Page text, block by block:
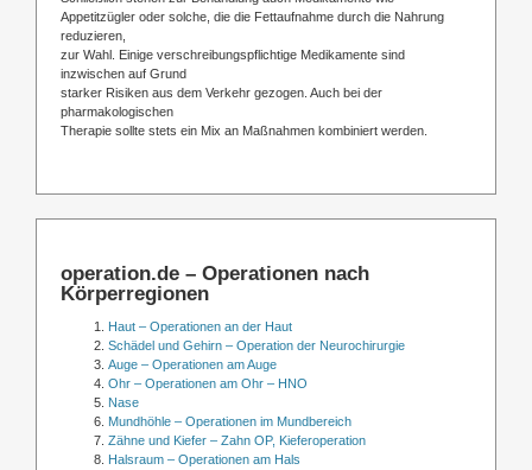
Appetitzügler oder solche, die die Fettaufnahme durch die Nahrung
reduzieren,
zur Wahl. Einige verschreibungspflichtige Medikamente sind
inzwischen auf Grund
starker Risiken aus dem Verkehr gezogen. Auch bei der
pharmakologischen
Therapie sollte stets ein Mix an Maßnahmen kombiniert werden.
operation.de – Operationen nach
Körperregionen
Haut – Operationen an der Haut
Schädel und Gehirn – Operation der Neurochirurgie
Auge – Operationen am Auge
Ohr – Operationen am Ohr – HNO
Nase
Mundhöhle – Operationen im Mundbereich
Zähne und Kiefer – Zahn OP, Kieferoperation
Halsraum – Operationen am Hals